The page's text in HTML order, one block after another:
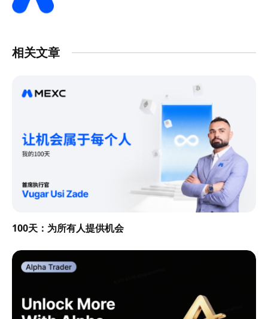
相关文章
100天：为所有人提供机会